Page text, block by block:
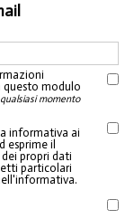
modulo
momento
informativa ai
esprime il
propri dati
particolari